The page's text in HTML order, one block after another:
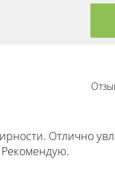
Отлично